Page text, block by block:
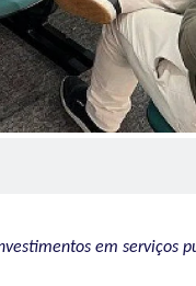
em serviços